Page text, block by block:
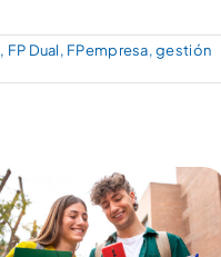
, FP Dual, FPempresa,gestión